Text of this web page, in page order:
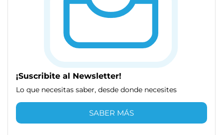
¡Suscribite al Newsletter!
Lo que necesitas saber, desde donde necesites
SABER MÁS